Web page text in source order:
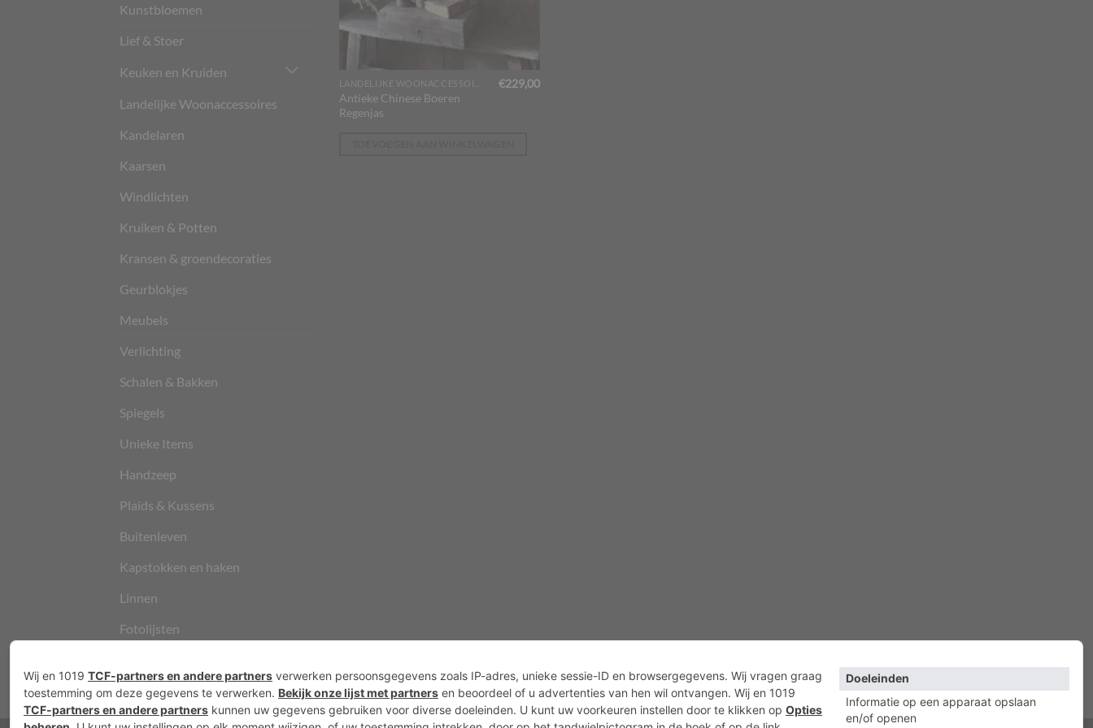
Kunstbloemen
Lief & Stoer
Keuken en Kruiden
Landelijke Woonaccessoires
Kandelaren
Kaarsen
Windlichten
Kruiken & Potten
Kransen & groendecoraties
Geurblokjes
Meubels
Verlichting
Schalen & Bakken
Spiegels
Unieke Items
Handzeep
Plaids & Kussens
Buitenleven
Kapstokken en haken
Linnen
Fotolijsten
Antieke Chinese Boeren
Regenjas
€229,00